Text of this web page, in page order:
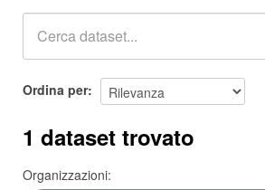
Ordina per
1 dataset trovato
Organizzazioni: